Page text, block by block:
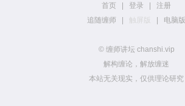
首页 登录
注册
追随缠师
触屏版 电脑版
© 缠师讲坛 chanshi.vip
解构缠论，解放缠迷
本站无关现实，仅供理论研究